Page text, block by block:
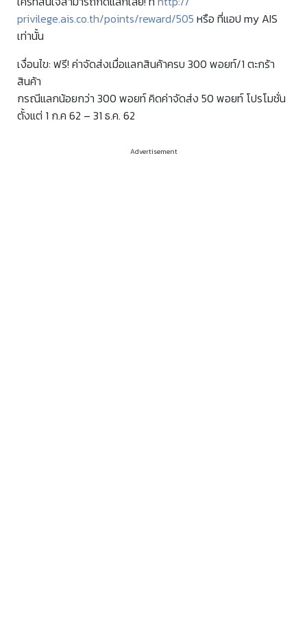
privilege.ais.co.th/points/reward/505 หรือ ที่แอป my AIS
เท่านั้น
เงื่อนไข: ฟรี! ค่าจัดส่งเมื่อแลกสินค้าครบ 300 พอยท์/1 ตะกร้า
สินค้า
กรณีแลกน้อยกว่า 300 พอยท์ คิดค่าจัดส่ง 50 พอยท์ โปรโมชั่น
ตั้งแต่ 1 ก.ค 62 – 31 ธ.ค. 62
Advertisement